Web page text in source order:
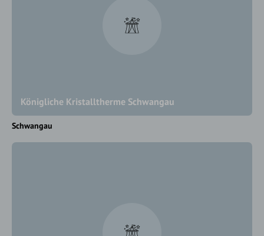
Königliche Kristalltherme Schwangau
Schwangau